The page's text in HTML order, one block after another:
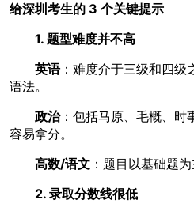
给深圳考生的 3 个关键提示
1. 题型难度并不高
英语：难度介于三级和四级
语法。
政治：包括马原、毛概、时
容易拿分。
高数/语文 ：题目以基础题
2. 录取分数线很低